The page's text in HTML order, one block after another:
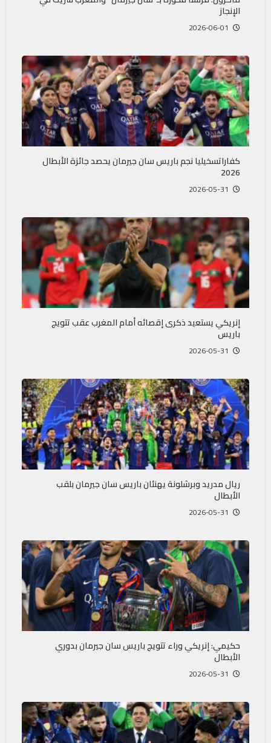
الإنجاز
كفاراتسخيليا نجم باريس سان جيرمان يحصد جائزة الأبطال
2026
إنريكي يستعيد ذكرى إقصائه أمام المغرب عقب تتويج
باريس
ريال مدريد وبرشلونة يهنئان باريس سان جيرمان بلقب
الأبطال
حكيمي: إنريكي وراء تتويج باريس سان جيرمان بدوري
الأبطال